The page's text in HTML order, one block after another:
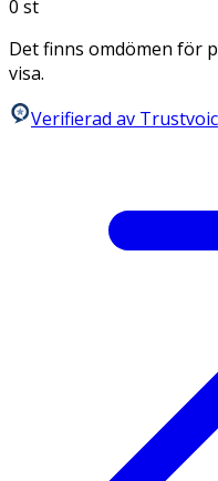
0 st
Det finns omdömen för
visa.
Verifierad av